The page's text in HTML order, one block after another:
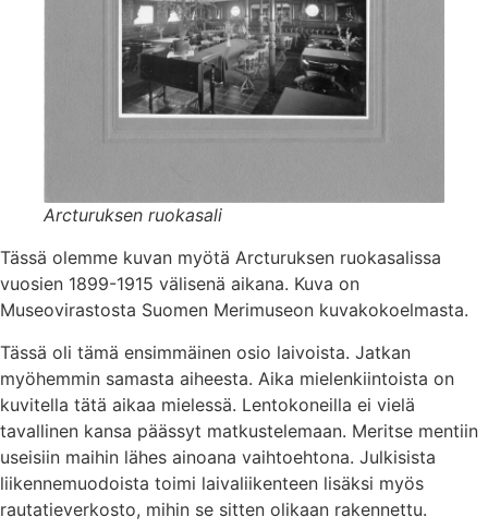
Arcturuksen ruokasali
Tässä olemme kuvan myötä Arcturuksen ruokasalissa
vuosien 1899-1915 välisenä aikana. Kuva on
Museovirastosta Suomen Merimuseon kuvakokoelmasta.
Tässä oli tämä ensimmäinen osio laivoista. Jatkan
myöhemmin samasta aiheesta. Aika mielenkiintoista on
kuvitella tätä aikaa mielessä. Lentokoneilla ei vielä
tavallinen kansa päässyt matkustelemaan. Meritse mentiin
useisiin maihin lähes ainoana vaihtoehtona. Julkisista
liikennemuodoista toimi laivaliikenteen lisäksi myös
rautatieverkosto, mihin se sitten olikaan rakennettu.